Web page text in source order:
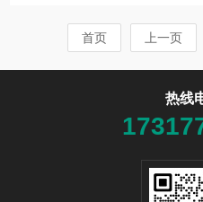
首页 上一页
热线